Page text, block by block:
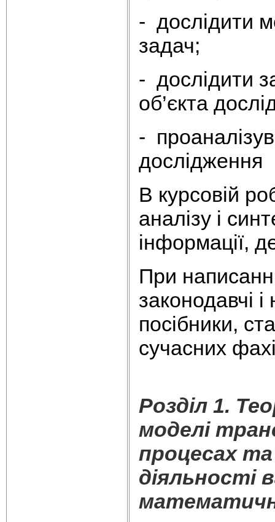
- дослідити
задач;
- дослідити
об’єкта
-
дослідження
В курсовій
аналізу і
інформації,
При
законодавчі
посібники,
сучасних
Розділ 1.
моделі
процесах
діяльності